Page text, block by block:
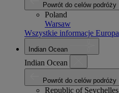
Powrót do celów podróży
Poland
Warsaw
Wszystkie informacje Europa
Indian Ocean
Indian Ocean
Powrót do celów podróży
Republic of Seychelles